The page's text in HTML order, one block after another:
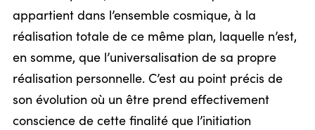
appartient dans l’ensemble cosmique, à la
réalisation totale de ce même plan, laquelle n’est,
en somme, que l’universalisation de sa propre
réalisation personnelle. C’est au point précis de
son évolution où un être prend effectivement
conscience de cette finalité que l’initiation